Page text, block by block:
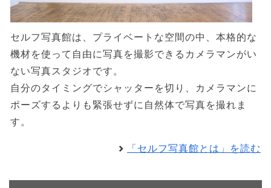
セルフ写真館は、プライベートな空間の中、本格的な
機材を使って自由に写真を撮影できるカメラマンがい
ない写真スタジオです。
自分のタイミングでシャッターを切り、カメラマンに
ポーズするよりも緊張せずに自然体で写真を撮れま
す。
「セルフ写真館とは」を読む